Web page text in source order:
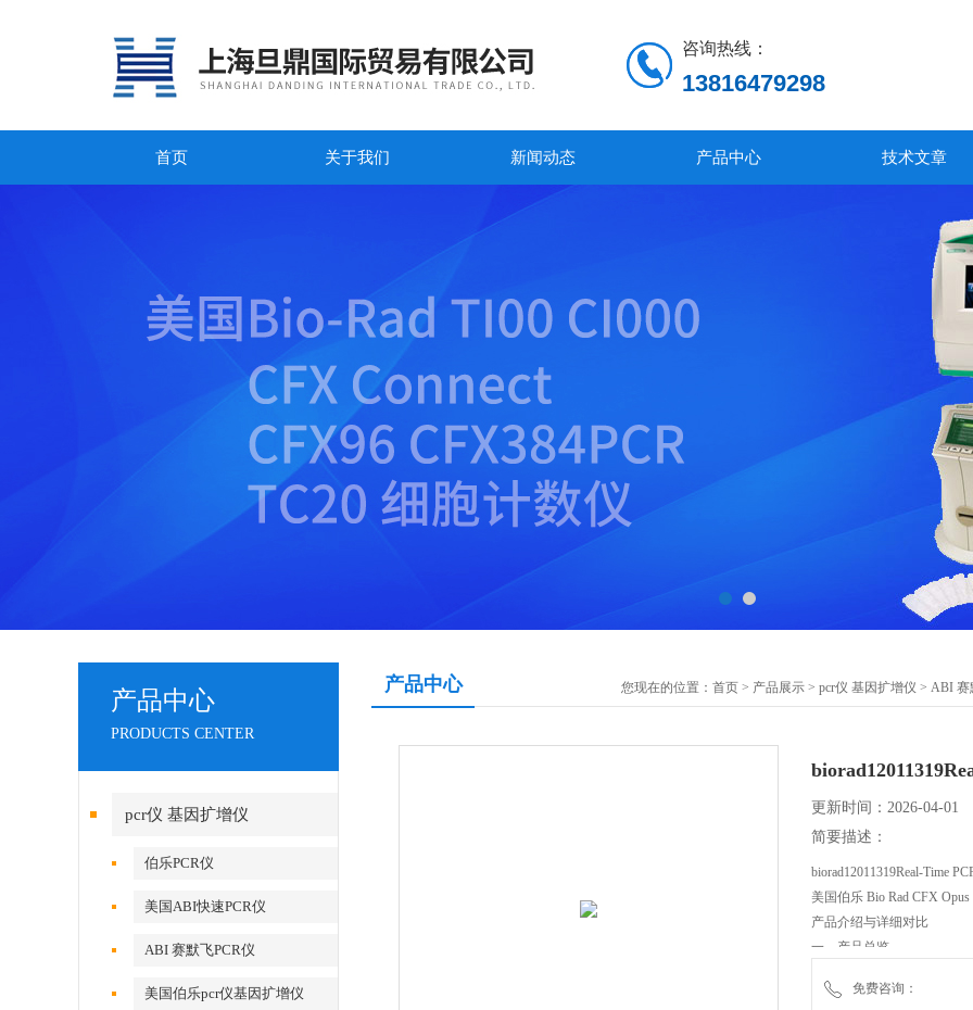
咨询热线：
13816479298
首页 关于我们 新闻动态 产品中心 技术文章
产品中心
PRODUCTS CENTER
pcr仪 基因扩增仪
伯乐PCR仪
美国ABI快速PCR仪
ABI 赛默飞PCR仪
美国伯乐pcr仪基因扩增仪
产品中心 您现在的位置： 首页 > 产品展示 > pcr仪 基因扩增仪 > ABI 赛
更新时间：2026-04-01
简要描述：
biorad12011319Real-Time
美国伯乐 Bio Rad CFX
产品介绍与详细对比
一、产品总览
·Opus 96：96 孔通用型，
免费咨询：